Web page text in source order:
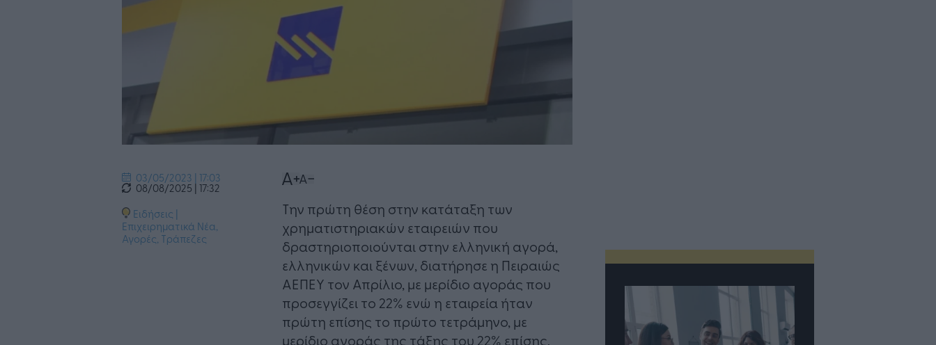
03/05/2023 | 17:03
08/08/2025 | 17:32
Ειδήσεις |
Επιχειρηματικά Νέα,
Αγορές, Τράπεζες
Την πρώτη θέση στην κατάταξη των
χρηματιστηριακών εταιρειών που
δραστηριοποιούνται στην ελληνική αγορά,
ελληνικών και ξένων, διατήρησε η Πειραιώς
ΑΕΠΕΥ τον Απρίλιο, με μερίδιο αγοράς που
προσεγγίζει το 22% ενώ η εταιρεία ήταν
πρώτη επίσης το πρώτο τετράμηνο, με
μερίδιο αγοράς της τάξης του 22% επίσης.